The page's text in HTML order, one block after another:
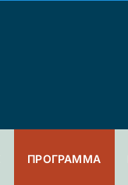
ΠΡΟΓΡΑΜΜΑ